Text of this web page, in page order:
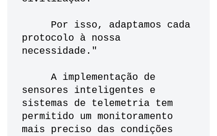
protocolo à nossa
necessidade."
sensores inteligentes e
sistemas de telemetria tem
permitido um monitoramento
mais preciso das condições